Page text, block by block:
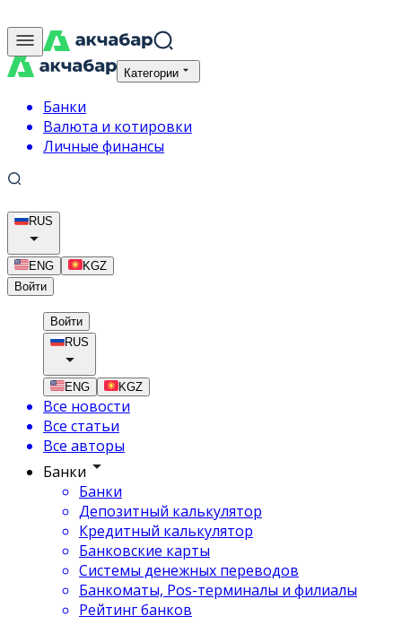
Категории
Банки
Валюта и котировки
Личные финансы
RUS
ENG
KGZ
Войти
Войти
RUS
ENG KGZ
Все новости
Все статьи
Все авторы
Банки
Банки
Депозитный калькулятор
Кредитный калькулятор
Банковские карты
Системы денежных переводов
Банкоматы, Pos-терминалы и филиалы
Рейтинг банков